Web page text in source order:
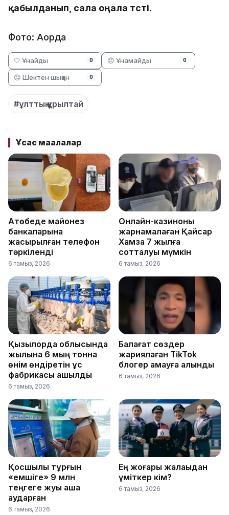
қабылданып, сала оңала түсті.
Фото: Ақорда
🤍 Ұнайды 0 😞 Ұнамайды 0
😡 Шектен шыққан 0
#ұлттық құрылтай
Ұқсас мақалалар
Ақтөбеде майонез
банкаларына
жасырылған телефон
тәркіленді
6 тамыз, 2026
Онлайн-казиноны
жарнамалаған Қайсар
Хамза 7 жылға
сотталуы мүмкін
6 тамыз, 2026
Қызылорда облысында
жылына 6 мың тонна
өнім өндіретін құс
фабрикасы ашылды
6 тамыз, 2026
Балағат сөздер
жариялаған TikTok
блогер қамауға алынды
6 тамыз, 2026
Қосшылық тұрғын
«емшіге» 9 млн
теңгеге жуық ақша
аударған
6 тамыз, 2026
Ең жоғары жалақыдан
үміткер кім?
6 тамыз, 2026